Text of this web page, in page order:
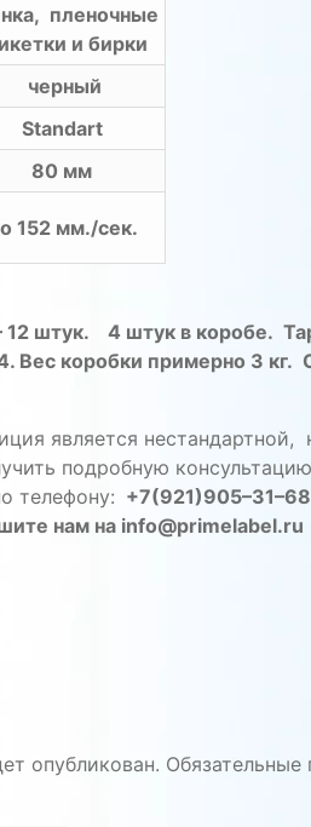
пленочные
и бирки
черный
Standart
80 мм
152 мм./сек.
штук. 4 штук в коробе.
. Вес коробки примерно 3 кг.
является нестандартной,
подробную консультацию
телефону: +7(921)905–31–68
нам на info@primelabel.ru
опубликован. Обязательные